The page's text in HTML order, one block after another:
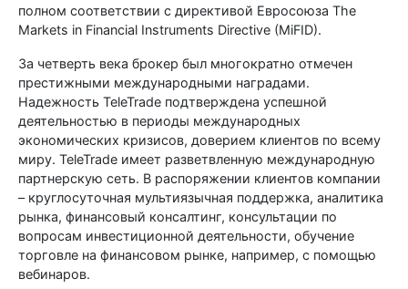
полном соответствии с директивой Евросоюза The
Markets in Financial Instruments Directive (MiFID).
За четверть века брокер был многократно отмечен
престижными международными наградами.
Надежность TeleTrade подтверждена успешной
деятельностью в периоды международных
экономических кризисов, доверием клиентов по всему
миру. TeleTrade имеет разветвленную международную
партнерскую сеть. В распоряжении клиентов компании
– круглосуточная мультиязычная поддержка, аналитика
рынка, финансовый консалтинг, консультации по
вопросам инвестиционной деятельности, обучение
торговле на финансовом рынке, например, с помощью
вебинаров.